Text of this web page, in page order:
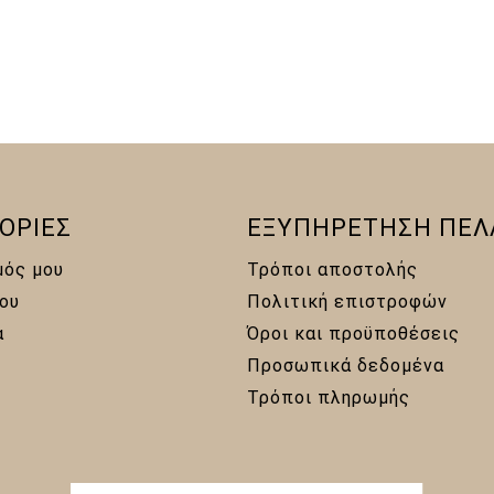
μου
ΕΞΥΠΗΡΕΤΗΣΗ
Τρόποι αποστολής
Πολιτική επιστροφών
Όροι και προϋποθέσεις
Προσωπικά δεδομένα
Τρόποι πληρωμής